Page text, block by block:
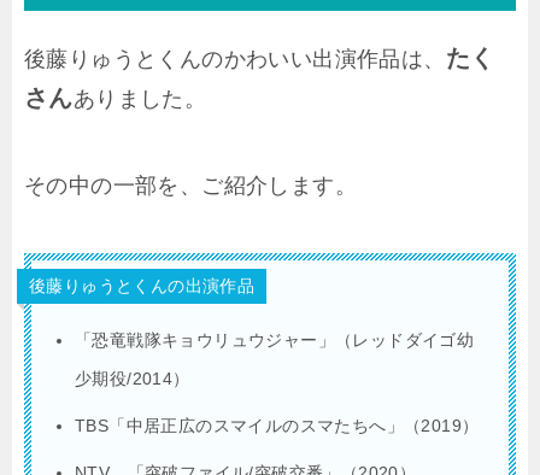
後藤りゅうとくんのかわいい出演作品は、 たく
さんありました。
その中の一部を、ご紹介します。
後藤りゅうとくんの出演作品
「恐竜戦隊キョウリュウジャー」（レッドダイゴ幼
少期役/2014）
TBS「中居正広のスマイルのスマたちへ」（2019）